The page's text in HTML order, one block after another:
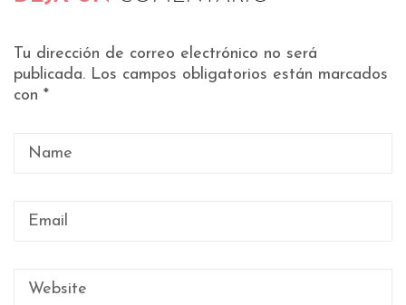
Tu dirección de correo electrónico no será
publicada. Los campos obligatorios están marcados
con *